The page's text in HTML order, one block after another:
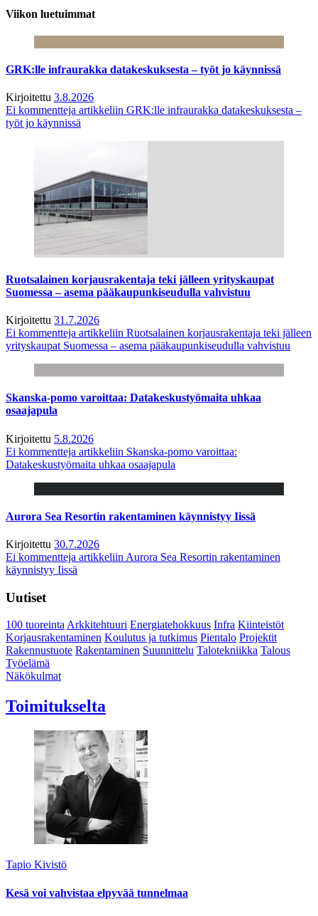
Viikon luetuimmat
GRK:lle infraurakka datakeskuksesta – työt jo käynnissä
Kirjoitettu 3.8.2026
Ei kommentteja artikkeliin GRK:lle infraurakka datakeskuksesta –
työt jo käynnissä
Ruotsalainen korjausrakentaja teki jälleen yrityskaupat
Suomessa – asema pääkaupunkiseudulla vahvistuu
Kirjoitettu 31.7.2026
Ei kommentteja artikkeliin Ruotsalainen korjausrakentaja teki jälleen
yrityskaupat Suomessa – asema pääkaupunkiseudulla vahvistuu
Skanska-pomo varoittaa: Datakeskustyömaita uhkaa
osaajapula
Kirjoitettu 5.8.2026
Ei kommentteja artikkeliin Skanska-pomo varoittaa:
Datakeskustyömaita uhkaa osaajapula
Aurora Sea Resortin rakentaminen käynnistyy Iissä
Kirjoitettu 30.7.2026
Ei kommentteja artikkeliin Aurora Sea Resortin rakentaminen
käynnistyy Iissä
Uutiset
100 tuoreintaArkkitehtuuri Energiatehokkuus Infra Kiinteistöt
Korjausrakentaminen Koulutus ja tutkimus Pientalo Projektit
Rakennustuote Rakentaminen Suunnittelu Talotekniikka Talous
Työelämä
Näkökulmat
Toimitukselta
Tapio Kivistö
Kesä voi vahvistaa elpyvää tunnelmaa